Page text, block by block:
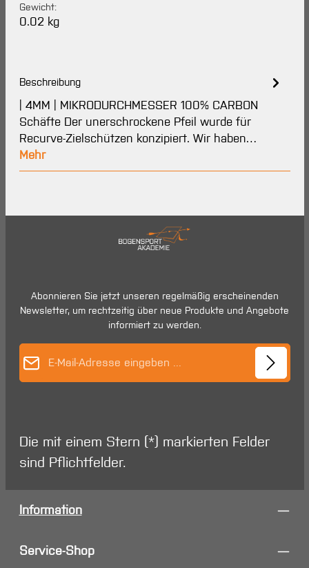
Gewicht:
0.02 kg
Beschreibung
| 4MM | MIKRODURCHMESSER 100% CARBON
Schäfte Der unerschrockene Pfeil wurde für
Recurve-Zielschützen konzipiert. Wir haben…
Mehr
Abonnieren Sie jetzt unseren regelmäßig erscheinenden
Newsletter, um rechtzeitig über neue Produkte und Angebote
informiert zu werden.
Die mit einem Stern (*) markierten Felder
sind Pflichtfelder.
Information
Service-Shop